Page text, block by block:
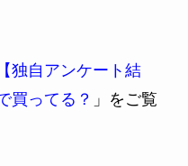
【独自アンケート結
買ってる？ 」をご覧